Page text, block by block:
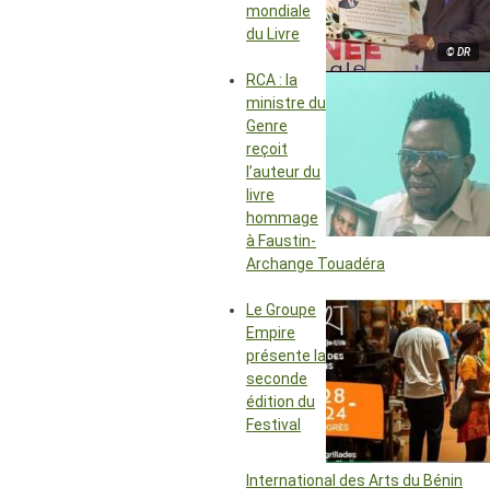
© DR
mondiale
du Livre
RCA : la
ministre du
Genre
reçoit
l’auteur du
livre
hommage
à Faustin-
Archange Touadéra
Le Groupe
Empire
présente la
seconde
édition du
Festival
International des Arts du Bénin